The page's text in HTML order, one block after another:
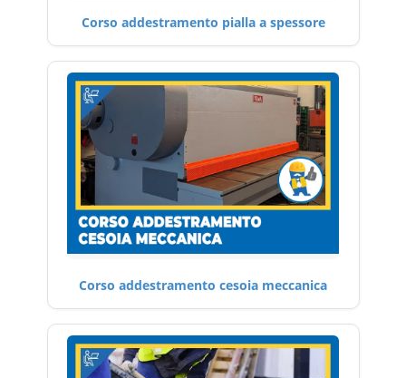
Corso addestramento pialla a spessore
Corso addestramento cesoia meccanica